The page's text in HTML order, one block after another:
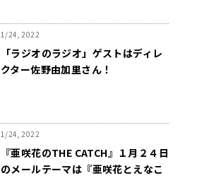
1/24, 2022
「ラジオのラジオ」ゲストはディレ
クター佐野由加里さん！
1/24, 2022
『亜咲花のTHE CATCH』１月２４日
のメールテーマは『亜咲花とえなこ